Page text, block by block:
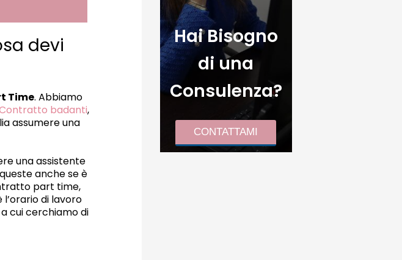
devi
Time. Abbiamo
badanti,
assumere una
una assistente
anche se è
part time,
di lavoro
cui cerchiamo di
Hai Bisogno
di una
Consulenza?
CONTATTAMI